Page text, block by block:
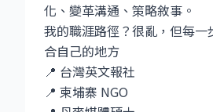
化、變革溝通、策略敘事。
我的職涯路徑？很亂，但每一
合自己的地方
📍 台灣英文報社
📍 柬埔寨 NGO